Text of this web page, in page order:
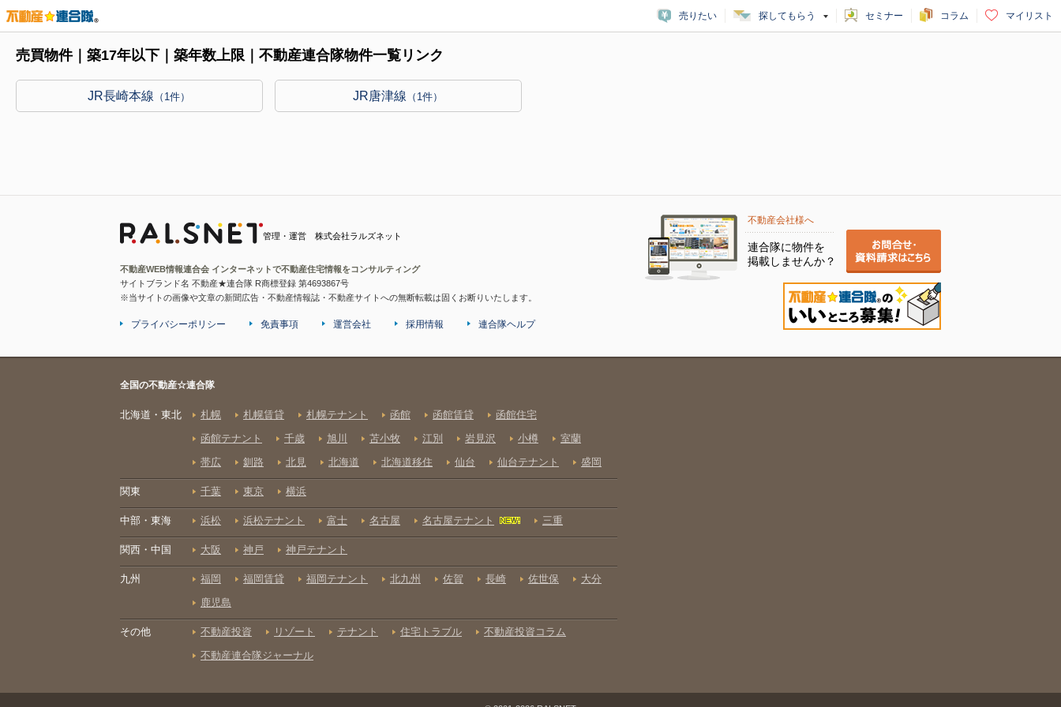
売りたい 探してもらう セミナー コラム マイリスト
売買物件｜築17年以下｜築年数上限｜不動産連合隊物件一覧リンク
JR長崎本線 （1件） JR唐津線 （1件）
管理・運営 株式会社ラルズネット
不動産WEB情報連合会 インターネットで不動産住宅情報をコンサルティング
サイトブランド名 不動産★連合隊 R商標登録 第4693867号
※当サイトの画像や文章の新聞広告・不動産情報誌・不動産サイトへの無断転載は固くお断りいたします。
不動産会社様へ
連合隊に物件を
掲載しませんか？
プライバシーポリシー 免責事項 運営会社 採用情報 連合隊ヘルプ